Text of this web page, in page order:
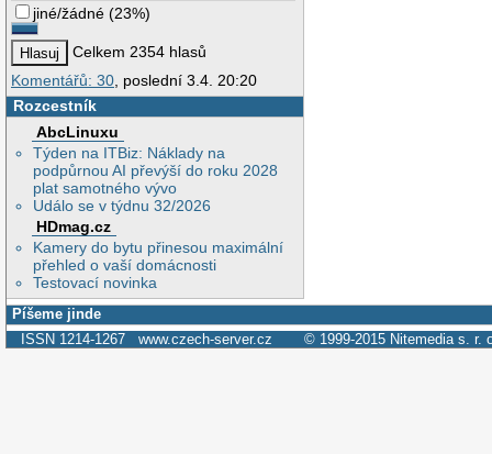
jiné/žádné (23%)
Celkem 2354 hlasů
Komentářů: 30 , poslední 3.4. 20:20
Rozcestník
AbcLinuxu
Týden na ITBiz: Náklady na
podpůrnou AI převýší do roku 2028
plat samotného vývo
Událo se v týdnu 32/2026
HDmag.cz
Kamery do bytu přinesou maximální
přehled o vaší domácnosti
Testovací novinka
Píšeme jinde
ISSN 1214-1267 www.czech-server.cz © 1999-2015 Nitemedia s. r.